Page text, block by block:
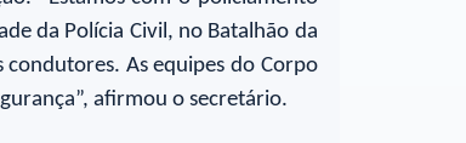
da Polícia Civil, no Batalhão da
As equipes do Corpo
afirmou o secretário.